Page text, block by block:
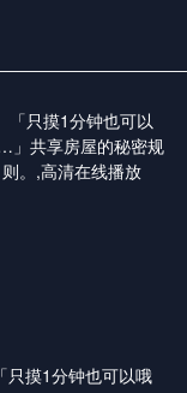
「只摸1分钟也可以哦